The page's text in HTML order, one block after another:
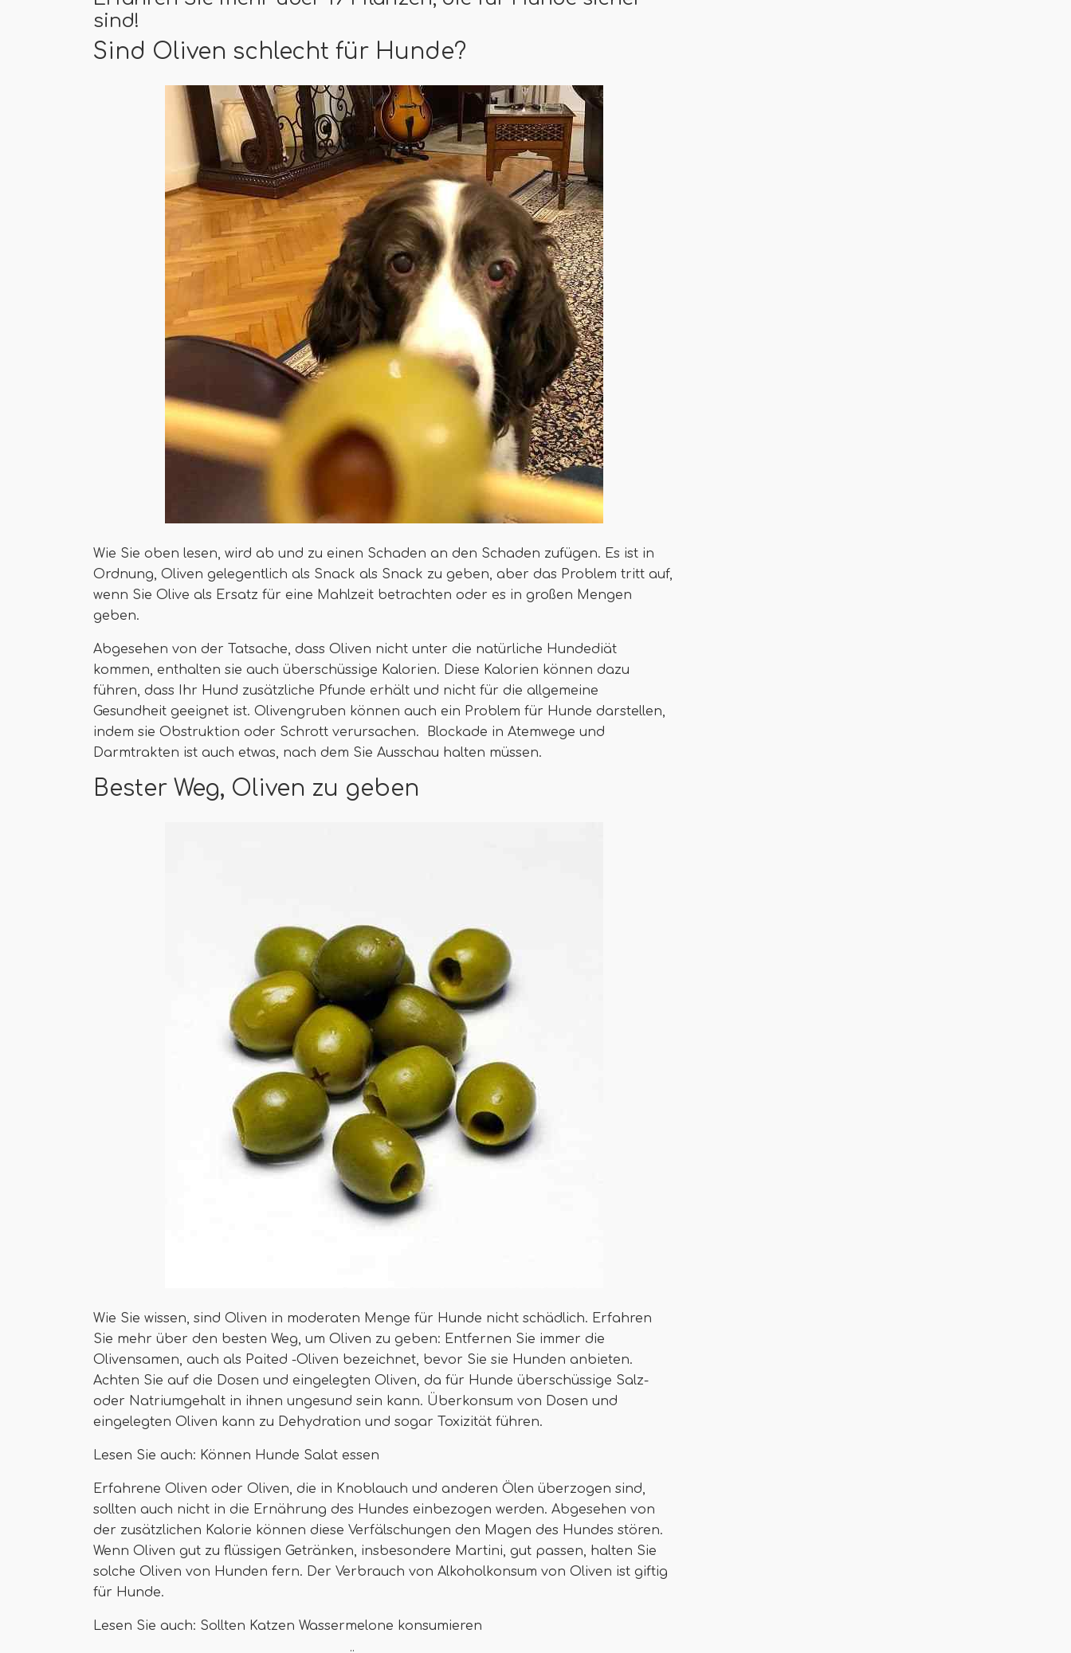
sind!
Sind Oliven schlecht für Hunde?
Wie Sie oben lesen, wird ab und zu einen Schaden an den Schaden zufügen. Es ist in
Ordnung, Oliven gelegentlich als Snack als Snack zu geben, aber das Problem tritt auf,
wenn Sie Olive als Ersatz für eine Mahlzeit betrachten oder es in großen Mengen
geben.
Abgesehen von der Tatsache, dass Oliven nicht unter die natürliche Hundediät
kommen, enthalten sie auch überschüssige Kalorien. Diese Kalorien können dazu
führen, dass Ihr Hund zusätzliche Pfunde erhält und nicht für die allgemeine
Gesundheit geeignet ist. Olivengruben können auch ein Problem für Hunde darstellen,
indem sie Obstruktion oder Schrott verursachen. Blockade in Atemwege und
Darmtrakten ist auch etwas, nach dem Sie Ausschau halten müssen.
Bester Weg, Oliven zu geben
Wie Sie wissen, sind Oliven in moderaten Menge für Hunde nicht schädlich. Erfahren
Sie mehr über den besten Weg, um Oliven zu geben: Entfernen Sie immer die
Olivensamen, auch als Paited -Oliven bezeichnet, bevor Sie sie Hunden anbieten.
Achten Sie auf die Dosen und eingelegten Oliven, da für Hunde überschüssige Salz-
oder Natriumgehalt in ihnen ungesund sein kann. Überkonsum von Dosen und
eingelegten Oliven kann zu Dehydration und sogar Toxizität führen.
Lesen Sie auch: Können Hunde Salat essen
Erfahrene Oliven oder Oliven, die in Knoblauch und anderen Ölen überzogen sind,
sollten auch nicht in die Ernährung des Hundes einbezogen werden. Abgesehen von
der zusätzlichen Kalorie können diese Verfälschungen den Magen des Hundes stören.
Wenn Oliven gut zu flüssigen Getränken, insbesondere Martini, gut passen, halten Sie
solche Oliven von Hunden fern. Der Verbrauch von Alkoholkonsum von Oliven ist giftig
für Hunde.
Lesen Sie auch: Sollten Katzen Wassermelone konsumieren